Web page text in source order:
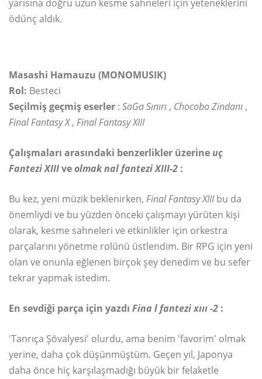
yarısına doğru uzun kesme sahneleri için yeteneklerini
ödünç aldık.
Masashi Hamauzu (MONOMUSIK)
Rol: Besteci
Seçilmiş geçmiş eserler : SaGa Sınırı , Chocobo Zindanı ,
Final Fantasy X, Final Fantasy XIII
Çalışmaları arasındaki benzerlikler üzerine uç
Fantezi XIIIveolmaknal fanteziXIII-2 :
Bu kez, yeni müzik beklenirken, Final Fantasy XIIIbu da
önemliydi ve bu yüzden önceki çalışmayı yürüten kişi
olarak, kesme sahneleri ve etkinlikler için orkestra
parçalarını yönetme rolünü üstlendim. Bir RPG için yeni
olan ve onunla eğlenen birçok şey denedim ve bu sefer
tekrar yapmak istedim.
En sevdiği parça için yazdı Fina l fantezi xııı-2 :
'Tanrıça Şövalyesi' olurdu, ama benim 'favorim' olmak
yerine, daha çok düşünmüştüm. Geçen yıl, Japonya
daha önce hiç karşılaşmadığı büyük bir felaketle